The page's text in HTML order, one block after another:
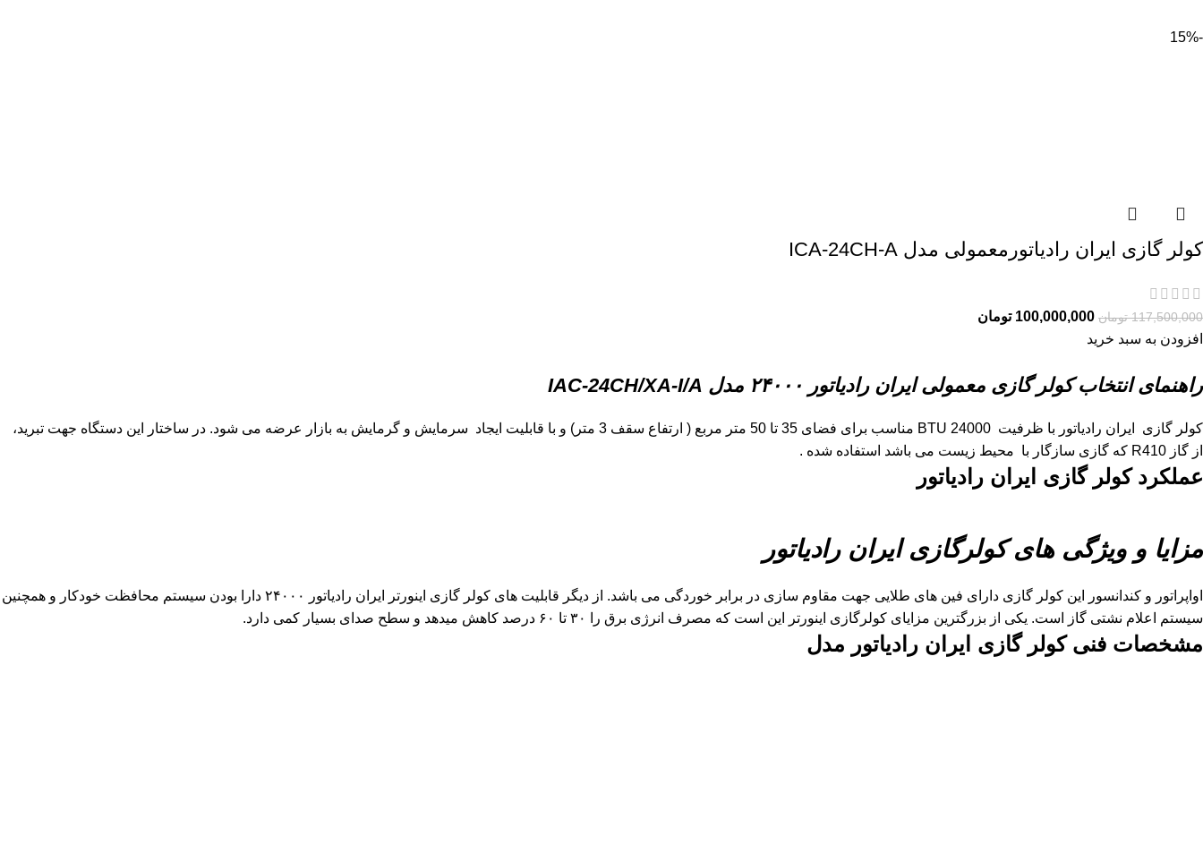
-15%
کولر گازی ایران رادیاتورمعمولی مدل ICA-24CH-A
117,500,000 تومان 100,000,000 تومان
افزودن به سبد خرید
راهنمای انتخاب کولر گازی معمولی ایران رادیاتور ۲۴۰۰۰ مدل IAC-24CH/XA-I/A
کولر گازی ایران رادیاتور با ظرفیت 24000 BTU مناسب برای فضای 35 تا 50 متر مربع ( ارتفاع سقف 3 متر) و با قابلیت ایجاد سرمایش و گرمایش به بازار عرضه می شود. در ساختار این دستگاه جهت تبرید،
از گاز R410 که گازی سازگار با محیط زیست می باشد استفاده شده .
عملکرد کولر گازی ایران رادیاتور
مزایا و ویژگی های کولرگازی ایران رادیاتور
اواپراتور و کندانسور این کولر گازی دارای فین های طلایی جهت مقاوم سازی در برابر خوردگی می باشد. از دیگر قابلیت های کولر گازی اینورتر ایران رادیاتور ۲۴۰۰۰ دارا بودن سیستم محافظت خودکار و همچنین
سیستم اعلام نشتی گاز است. یکی از بزرگترین مزایای کولرگازی اینورتر این است که مصرف انرژی برق را ۳۰ تا ۶۰ درصد کاهش میدهد و سطح صدای بسیار کمی دارد.
مشخصات فنی کولر گازی ایران رادیاتور مدل